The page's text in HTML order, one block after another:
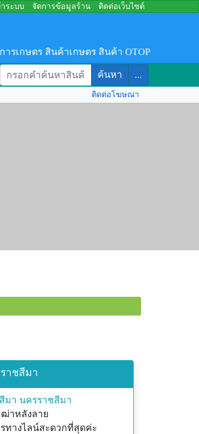
ระบบ จัดการข้อมูลร้าน ติดต่อเว็บไซต์
เกษตร สินค้าเกษตร สินค้า OTOP
ค้นหา ...
ติดต่อโฆษณา
าชสีมา
มา นครราชสีมา
าหลังลาย
ทางไลน์สะดวกที่สุดค่ะ